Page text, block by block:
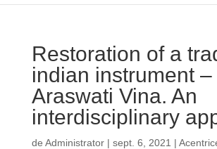
Restoration of a
indian instrument –
Araswati Vina. An
interdisciplinary
de Administrator| sept. 6, 2021 |